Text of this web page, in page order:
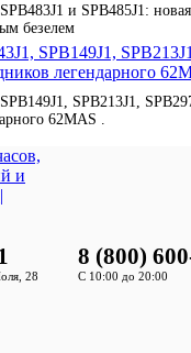
и SPB485J1:
безелем
SPB213J1,
62MAS .
28
8 (800)
С 10:00 до 20:00